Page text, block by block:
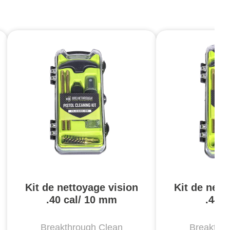
Kit de nettoyage vision
.40 cal/ 10 mm
Breakthrough Clean
Kit de
.44/